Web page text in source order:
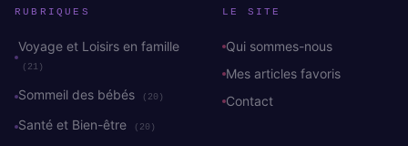
RUBRIQUES
Voyage et Loisirs en famille
(21)
Sommeil des bébés (20)
Santé et Bien-être (20)
LE SITE
Qui sommes-nous
Mes articles favoris
Contact